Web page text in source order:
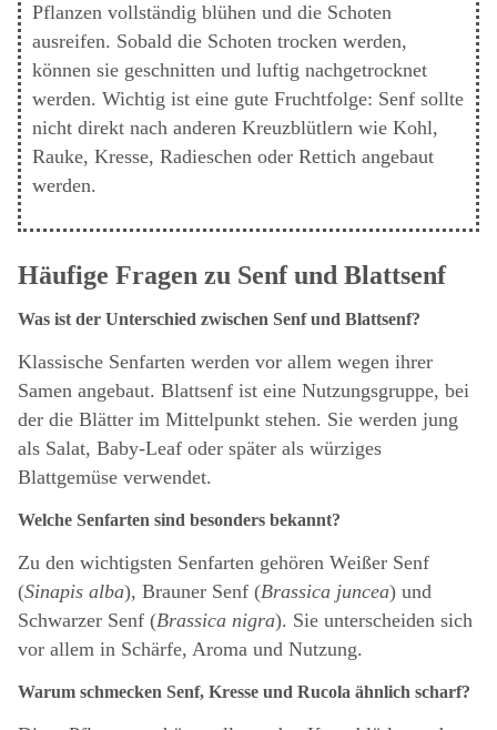
Pflanzen vollständig blühen und die Schoten
ausreifen. Sobald die Schoten trocken werden,
können sie geschnitten und luftig nachgetrocknet
werden. Wichtig ist eine gute Fruchtfolge: Senf sollte
nicht direkt nach anderen Kreuzblütlern wie Kohl,
Rauke, Kresse, Radieschen oder Rettich angebaut
werden.
Häufige Fragen zu Senf und Blattsenf
Was ist der Unterschied zwischen Senf und Blattsenf?
Klassische Senfarten werden vor allem wegen ihrer
Samen angebaut. Blattsenf ist eine Nutzungsgruppe, bei
der die Blätter im Mittelpunkt stehen. Sie werden jung
als Salat, Baby-Leaf oder später als würziges
Blattgemüse verwendet.
Welche Senfarten sind besonders bekannt?
Zu den wichtigsten Senfarten gehören Weißer Senf
(Sinapis alba), Brauner Senf (Brassica juncea) und
Schwarzer Senf (Brassica nigra). Sie unterscheiden sich
vor allem in Schärfe, Aroma und Nutzung.
Warum schmecken Senf, Kresse und Rucola ähnlich scharf?